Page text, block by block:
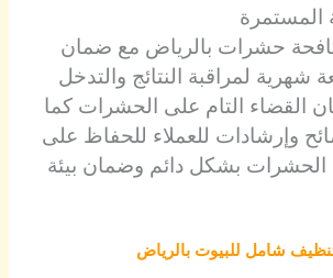
المستمرة
حشرات بالرياض مع ضمان
لمراقبة النتائج والتدخل
القضاء التام على الحشرات كما
وإرشادات للعملاء للحفاظ على
الحشرات بشكل دائم وضمان بيئة
شامل للبيوت بالرياض